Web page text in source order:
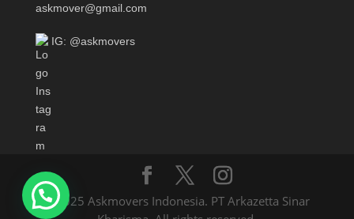
askmover@gmail.com
IG: @askmovers
© 2025 Askmovers Indonesia. PT Arkazetta Sinar